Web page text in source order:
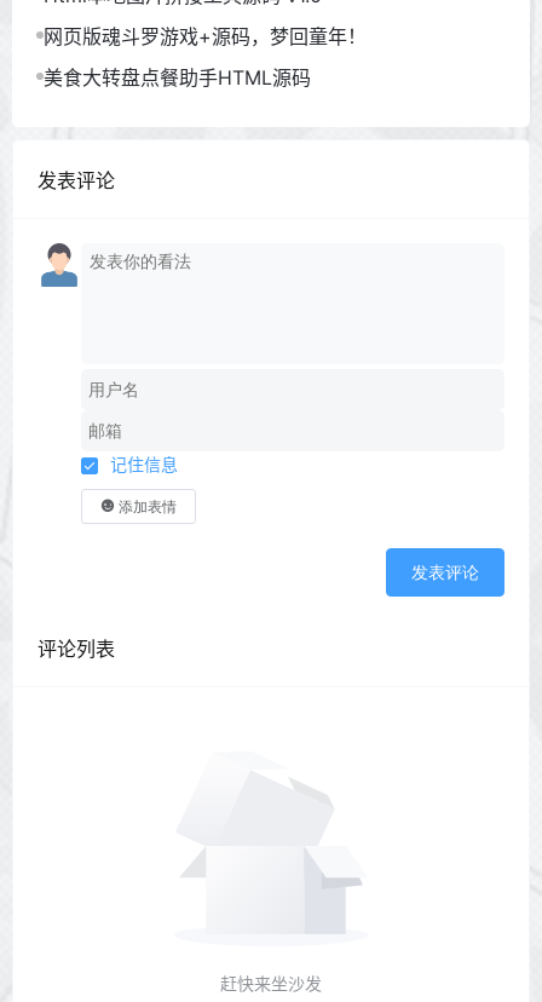
网页版魂斗罗游戏+源码，梦回童年！
美食大转盘点餐助手HTML源码
发表评论
记住信息
添加表情
发表评论
评论列表
赶快来坐沙发